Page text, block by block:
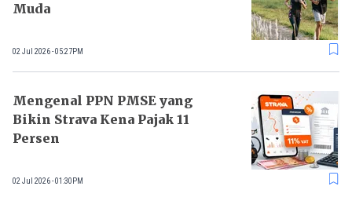
Muda
02 Jul 2026 - 05:27PM
Mengenal PPN PMSE yang
Bikin Strava Kena Pajak 11
Persen
02 Jul 2026 - 01:30PM